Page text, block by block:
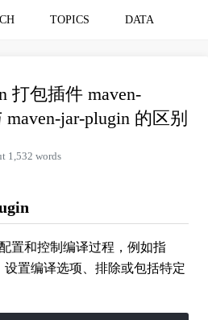
TOPICS DATA
打包插件 maven-
jar-plugin 的区别
1,532 words
置和控制编译过程，例如指
设置编译选项、排除或包括特定